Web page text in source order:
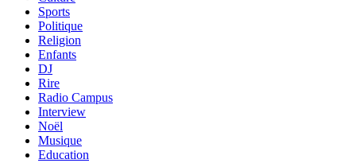
Sports
Politique
Religion
Enfants
DJ
Rire
Radio Campus
Interview
Noël
Musique
Education